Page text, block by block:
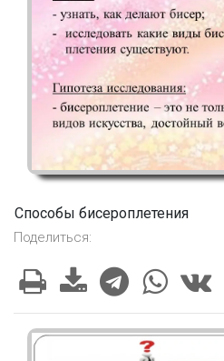
Способы бисероплетения
Поделиться: